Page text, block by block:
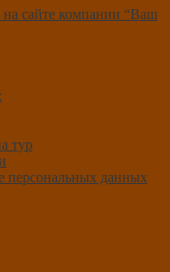
на сайте компании “Ваш
тур
персональных данных